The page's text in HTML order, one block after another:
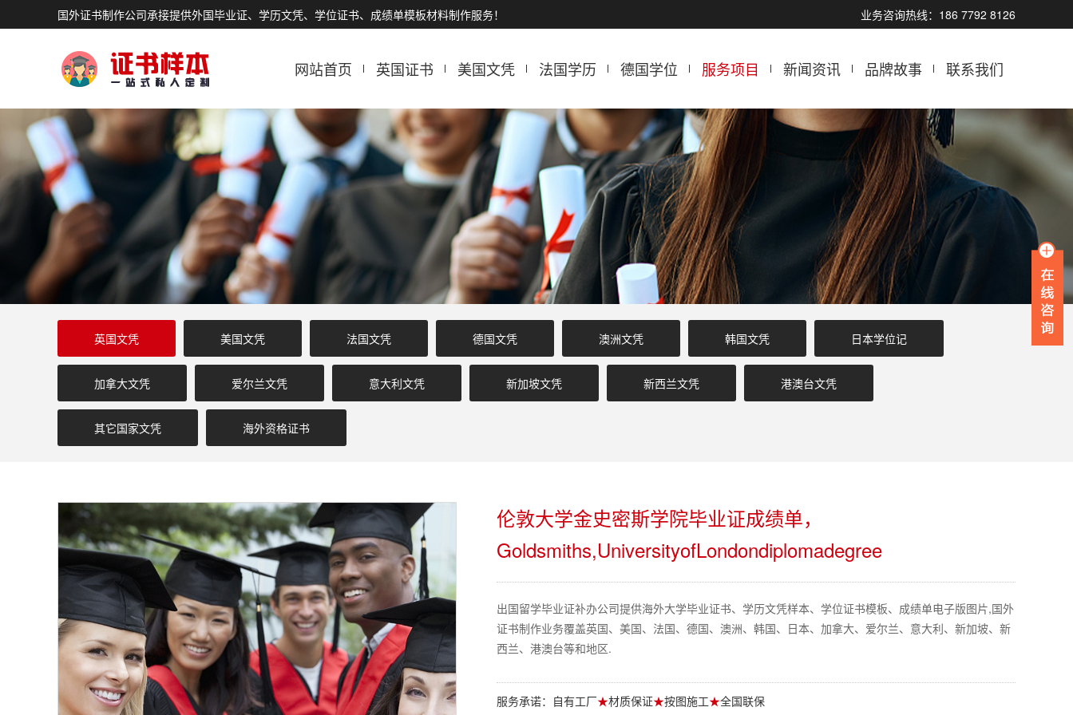
业务咨询热线：186 7792 8126
国外证书制作公司承接提供外国毕业证、学历文凭、学位证书、成绩单模板材料制作服务！
网站首页 英国证书 美国文凭 法国学历 德国学位 服务项目 新闻资讯 品牌故事 联系我们
英国文凭 美国文凭 法国文凭 德国文凭 澳洲文凭 韩国文凭 日本学位记
加拿大文凭 爱尔兰文凭 意大利文凭 新加坡文凭 新西兰文凭 港澳台文凭
其它国家文凭 海外资格证书
伦敦大学金史密斯学院毕业证成绩单，
Goldsmiths,UniversityofLondondiplomadegree
出国留学毕业证补办公司提供海外大学毕业证书、学历文凭样本、学位证书模板、成绩单电子版图片,国外
证书制作业务覆盖英国、美国、法国、德国、澳洲、韩国、日本、加拿大、爱尔兰、意大利、新加坡、新
西兰、港澳台等和地区.
服务承诺：自有工厂★材质保证★按图施工★全国联保